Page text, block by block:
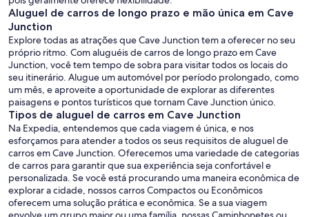
Aluguel de carros de longo prazo e mão única em Cave
Junction
Explore todas as atrações que Cave Junction tem a oferecer no seu
próprio ritmo. Com aluguéis de carros de longo prazo em Cave
Junction, você tem tempo de sobra para visitar todos os locais do
seu itinerário. Alugue um automóvel por período prolongado, como
um mês, e aproveite a oportunidade de explorar as diferentes
paisagens e pontos turísticos que tornam Cave Junction único.
Tipos de aluguel de carros em Cave Junction
Na Expedia, entendemos que cada viagem é única, e nos
esforçamos para atender a todos os seus requisitos de aluguel de
carros em Cave Junction. Oferecemos uma variedade de categorias
de carros para garantir que sua experiência seja confortável e
personalizada. Se você está procurando uma maneira econômica de
explorar a cidade, nossos carros Compactos ou Econômicos
oferecem uma solução prática e econômica. Se a sua viagem